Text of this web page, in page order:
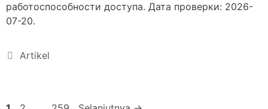
работоспособности доступа. Дата проверки: 2026-
07-20.
Artikel